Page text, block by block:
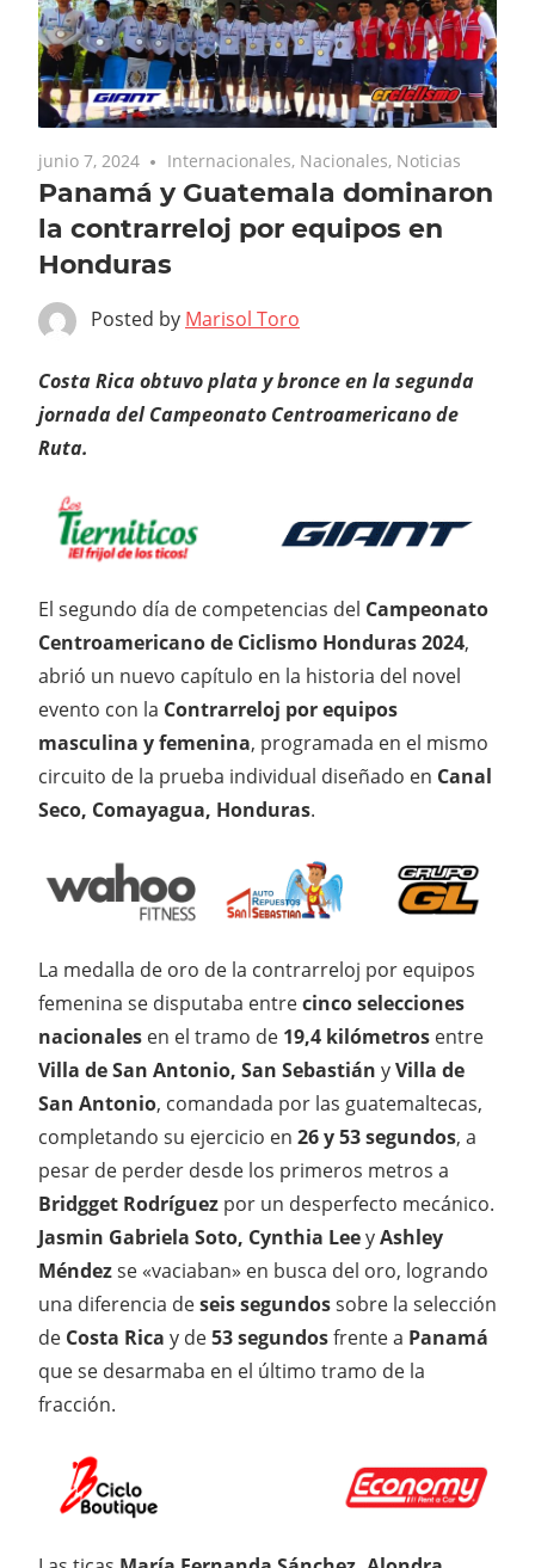
junio 7, 2024 Internacionales, Nacionales, Noticias
Panamá y Guatemala dominaron
la contrarreloj por equipos en
Honduras
Posted by Marisol Toro
Costa Rica obtuvo plata y bronce en la segunda
jornada del Campeonato Centroamericano de
Ruta.
El segundo día de competencias del Campeonato
Centroamericano de Ciclismo Honduras 2024,
abrió un nuevo capítulo en la historia del novel
evento con la Contrarreloj por equipos
masculina y femenina, programada en el mismo
circuito de la prueba individual diseñado en Canal
Seco, Comayagua, Honduras.
La medalla de oro de la contrarreloj por equipos
femenina se disputaba entrecinco selecciones
nacionales en el tramo de 19,4 kilómetros entre
Villa de San Antonio, San Sebastián yVilla de
San Antonio, comandada por las guatemaltecas,
completando su ejercicio en 26 y 53 segundos, a
pesar de perder desde los primeros metros a
Bridgget Rodríguez por un desperfecto mecánico.
Jasmin Gabriela Soto, Cynthia LeeyAshley
Méndezse «vaciaban» en busca del oro, logrando
una diferencia deseis segundossobre la selección
de Costa Rica y de53 segundosfrente a Panamá
que se desarmaba en el último tramo de la
fracción.